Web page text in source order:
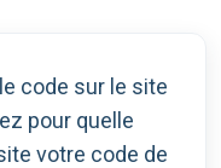
code sur le site
pour quelle
votre code de